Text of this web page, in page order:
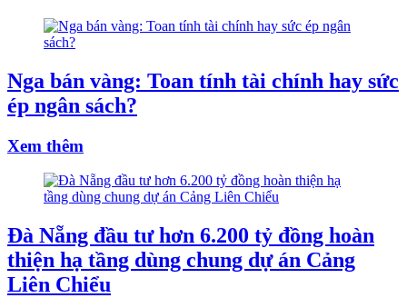
Nga bán vàng: Toan tính tài chính hay sức
ép ngân sách?
Xem thêm
Đà Nẵng đầu tư hơn 6.200 tỷ đồng hoàn
thiện hạ tầng dùng chung dự án Cảng
Liên Chiểu